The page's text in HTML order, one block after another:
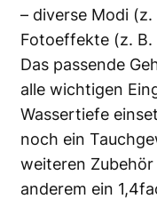
– diverse Modi
Fotoeffekte (z. B.
Das passende
alle wichtigen
Wassertiefe
noch ein
weiteren
anderem ein